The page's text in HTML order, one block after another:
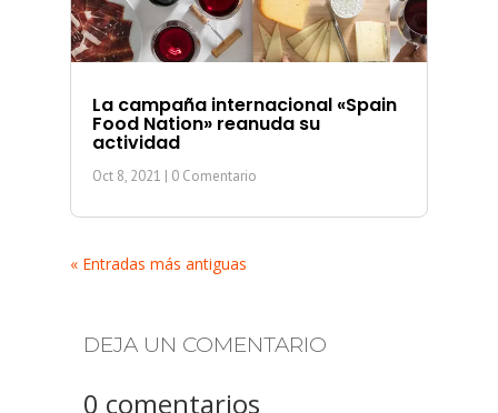
La campaña internacional «Spain
Food Nation» reanuda su
actividad
Oct 8, 2021 | 0 Comentario
« Entradas más antiguas
DEJA UN COMENTARIO
0 comentarios